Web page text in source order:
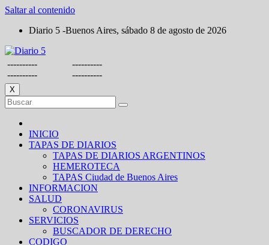
Saltar al contenido
Diario 5 -Buenos Aires, sábado 8 de agosto de 2026
----------
----------
----------
----------
X
INICIO
TAPAS DE DIARIOS
TAPAS DE DIARIOS ARGENTINOS
HEMEROTECA
TAPAS Ciudad de Buenos Aires
INFORMACION
SALUD
CORONAVIRUS
SERVICIOS
BUSCADOR DE DERECHO
CODIGO